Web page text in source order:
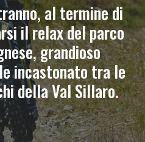
al termine di
il relax del parco
grandioso
incastonato tra le
della Val Sillaro.